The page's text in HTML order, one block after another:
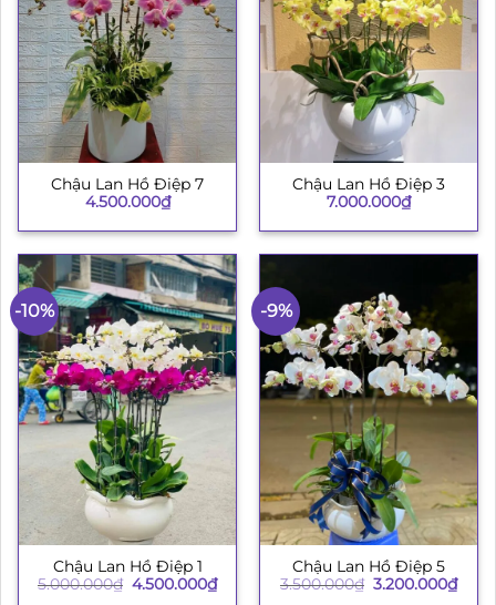
Chậu Lan Hồ Điệp 7
4.500.000₫
Chậu Lan Hồ Điệp 3
7.000.000₫
-10%
Chậu Lan Hồ Điệp 1
5.000.000₫ Giá
4.500.000₫Giá
hiện
-9%
Chậu Lan Hồ Điệp 5
3.500.000₫ Giá
3.200.000₫Giá
hiện